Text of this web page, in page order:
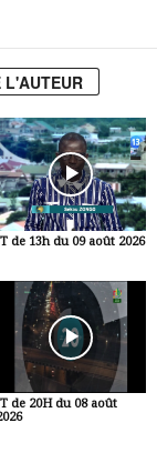
L'AUTEUR
de 13h du 09 août 2026
de 20H du 08 août